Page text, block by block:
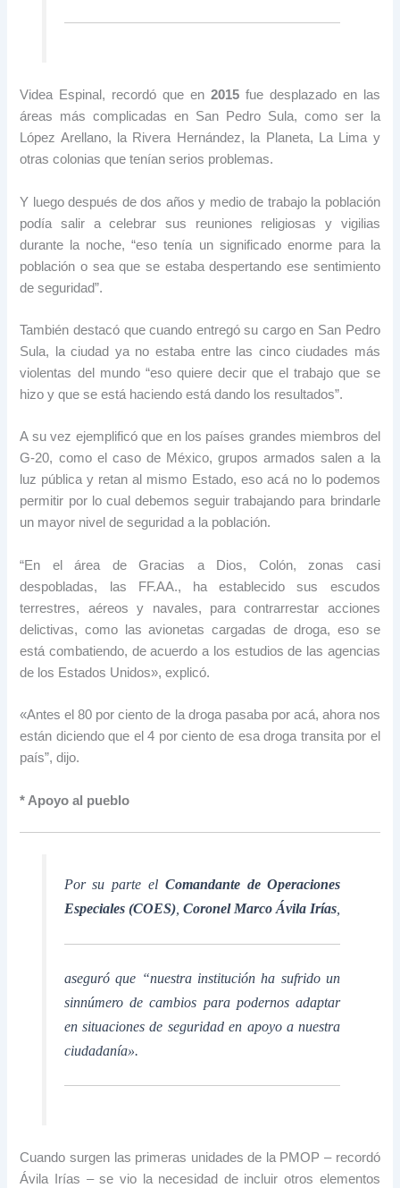
Videa Espinal, recordó que en 2015fue desplazado en las
áreas más complicadas en San Pedro Sula, como ser la
López Arellano, la Rivera Hernández, la Planeta, La Lima y
otras colonias que tenían serios problemas.
Y luego después de dos años y medio de trabajo la población
podía salir a celebrar sus reuniones religiosas y vigilias
durante la noche, “eso tenía un significado enorme para la
población o sea que se estaba despertando ese sentimiento
de seguridad”.
También destacó que cuando entregó su cargo en San Pedro
Sula, la ciudad ya no estaba entre las cinco ciudades más
violentas del mundo “eso quiere decir que el trabajo que se
hizo y que se está haciendo está dando los resultados”.
A su vez ejemplificó que en los países grandes miembros del
G-20, como el caso de México, grupos armados salen a la
luz pública y retan al mismo Estado, eso acá no lo podemos
permitir por lo cual debemos seguir trabajando para brindarle
un mayor nivel de seguridad a la población.
“En el área de Gracias a Dios, Colón, zonas casi
despobladas, las FF.AA., ha establecido sus escudos
terrestres, aéreos y navales, para contrarrestar acciones
delictivas, como las avionetas cargadas de droga, eso se
está combatiendo, de acuerdo a los estudios de las agencias
de los Estados Unidos», explicó.
«Antes el 80 por ciento de la droga pasaba por acá, ahora nos
están diciendo que el 4 por ciento de esa droga transita por el
país”, dijo.
* Apoyo al pueblo
Por su parte el Comandante de Operaciones
Especiales (COES), Coronel Marco Ávila Irías,
aseguró que “nuestra institución ha sufrido un
sinnúmero de cambios para podernos adaptar
en situaciones de seguridad en apoyo a nuestra
ciudadanía».
Cuando surgen las primeras unidades de la PMOP – recordó
Ávila Irías – se vio la necesidad de incluir otros elementos